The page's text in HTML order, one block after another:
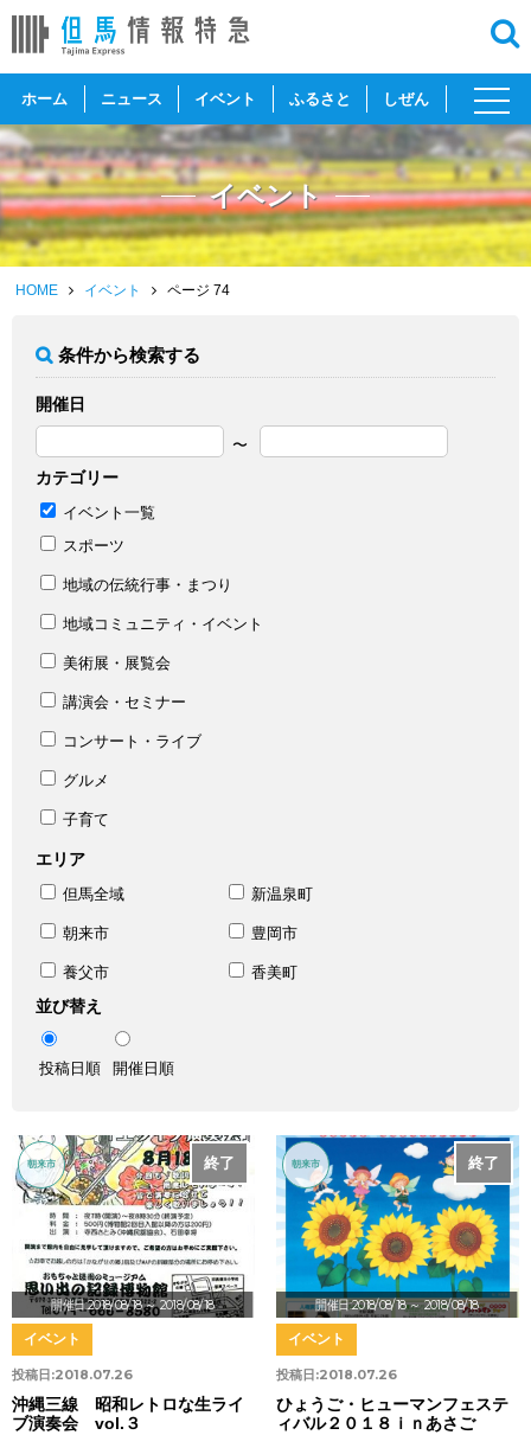
ホーム ニュース イベント ふるさと しぜん
toggle
イベント
HOME イベント ページ 74
条件から検索する
開催日
カテゴリー
イベント
スポーツ
地域の伝統行事・まつり
地域コミュニティ・イベント
美術展・展覧会
講演会・セミナー
コンサート・ライブ
グルメ
子育て
エリア
但馬全域 新温泉町
朝来市 豊岡市
養父市 香美町
並び替え
投稿日順 開催日順
開催日:2018/08/18～ 2018/08/18
終了
朝来市
投稿日:2018.07.26
イベント
沖縄三線 昭和レトロな生ライ
ブ演奏会 vol.３
開催日:2018/08/18～ 2018/08/18
終了
朝来市
投稿日:2018.07.26
イベント
ひょうご・ヒューマンフェステ
ィバル２０１８ｉｎあさご